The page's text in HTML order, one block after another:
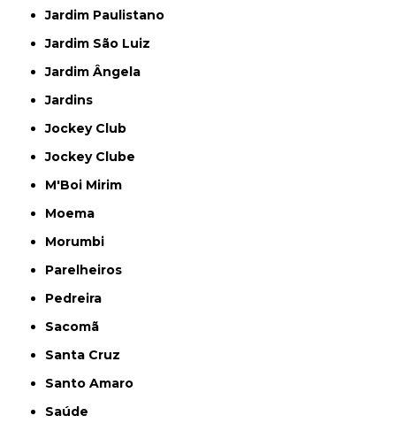
Jardim Paulistano
Jardim São Luiz
Jardim Ângela
Jardins
Jockey Club
Jockey Clube
M'Boi Mirim
Moema
Morumbi
Parelheiros
Pedreira
Sacomã
Santa Cruz
Santo Amaro
Saúde